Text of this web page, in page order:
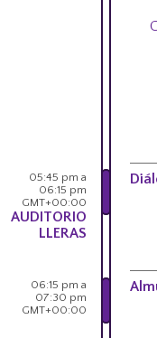
05:45 pm a
06:15 pm
GMT+00:00
AUDITORIO
LLERAS
06:15 pm a
07:30 pm
GMT+00:00